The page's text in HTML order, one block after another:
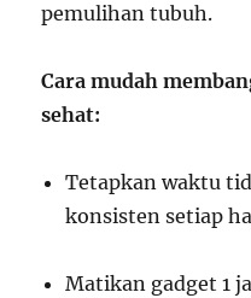
pemulihan tubuh.
Cara mudah
sehat:
Tetapkan waktu
konsisten setiap
Matikan gadget 1